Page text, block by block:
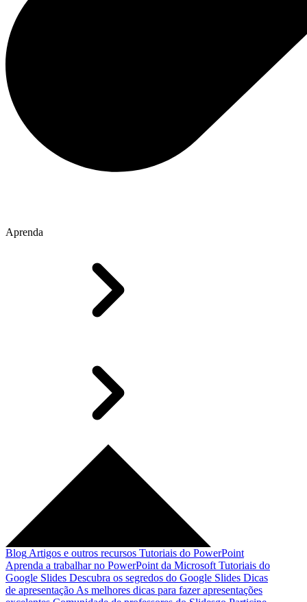
Aprenda
Blog Artigos e outros recursos Tutoriais do PowerPoint
Aprenda a trabalhar no PowerPoint da Microsoft Tutoriais do
Google Slides Descubra os segredos do Google Slides Dicas
de apresentação As melhores dicas para fazer apresentações